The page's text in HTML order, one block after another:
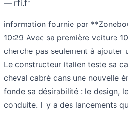
— rfi.fr
information fournie par
10:29 Avec sa première voiture
cherche pas seulement à ajouter
Le constructeur italien teste sa
cheval cabré dans une nouvelle
fonde sa désirabilité : le design,
conduite. Il y a des lancements